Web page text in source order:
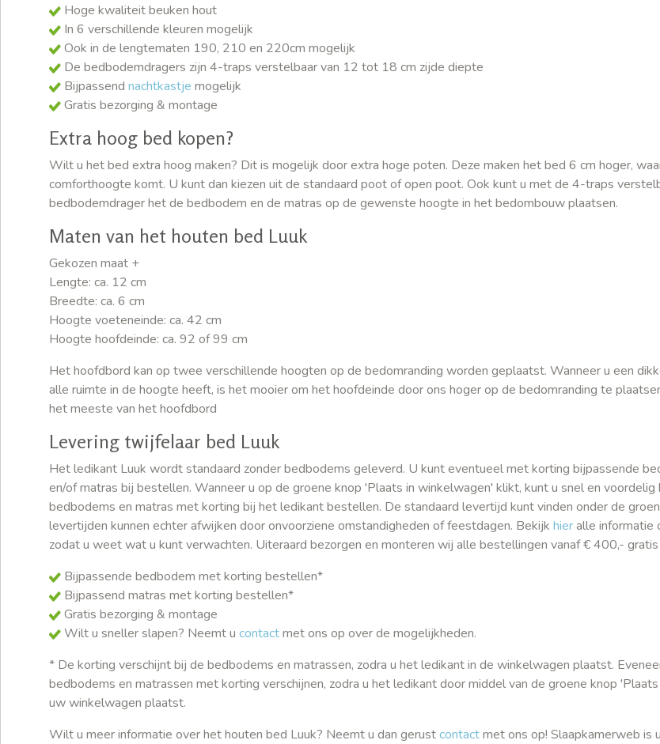
Hoge kwaliteit beuken hout
In 6 verschillende kleuren mogelijk
Ook in de lengtematen 190, 210 en 220cm mogelijk
De bedbodemdragers zijn 4-traps verstelbaar van 12 tot 18 cm zijde diepte
Bijpassend nachtkastje mogelijk
Gratis bezorging & montage
Extra hoog bed kopen?
Wilt u het bed extra hoog maken? Dit is mogelijk door extra hoge poten. Deze maken het bed 6 cm hoger,
comforthoogte komt. U kunt dan kiezen uit de standaard poot of open poot. Ook kunt u met de 4-traps
bedbodemdrager het de bedbodem en de matras op de gewenste hoogte in het bedombouw plaatsen.
Maten van het houten bed Luuk
Gekozen maat +
Lengte: ca. 12 cm
Breedte: ca. 6 cm
Hoogte voeteneinde: ca. 42 cm
Hoogte hoofdeinde: ca. 92 of 99 cm
Het hoofdbord kan op twee verschillende hoogten op de bedomranding worden geplaatst. Wanneer u een
alle ruimte in de hoogte heeft, is het mooier om het hoofdeinde door ons hoger op de bedomranding te
het meeste van het hoofdbord
Levering twijfelaar bed Luuk
Het ledikant Luuk wordt standaard zonder bedbodems geleverd. U kunt eventueel met korting bijpassende
en/of matras bij bestellen. Wanneer u op de groene knop 'Plaats in winkelwagen' klikt, kunt u snel en voordelig
bedbodems en matras met korting bij het ledikant bestellen. De standaard levertijd kunt vinden onder de
levertijden kunnen echter afwijken door onvoorziene omstandigheden of feestdagen. Bekijk hieralle informatie
zodat u weet wat u kunt verwachten. Uiteraard bezorgen en monteren wij alle bestellingen vanaf € 400,- gratis
Bijpassende bedbodem met korting bestellen*
Bijpassend matras met korting bestellen*
Gratis bezorging & montage
Wilt u sneller slapen? Neemt u contactmet ons op over de mogelijkheden.
* De korting verschijnt bij de bedbodems en matrassen, zodra u het ledikant in de winkelwagen plaatst.
bedbodems en matrassen met korting verschijnen, zodra u het ledikant door middel van de groene knop
uw winkelwagen plaatst.
Wilt u meer informatie over het houten bed Luuk? Neemt u dan gerustcontactmet ons op! Slaapkamerweb is